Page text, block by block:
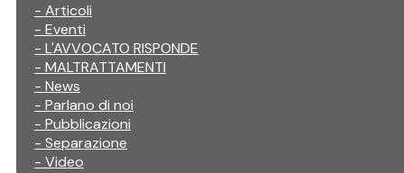
- Articoli
- Eventi
- L'AVVOCATO RISPONDE
- MALTRATTAMENTI
- News
- Parlano di noi
- Pubblicazioni
- Separazione
- Video